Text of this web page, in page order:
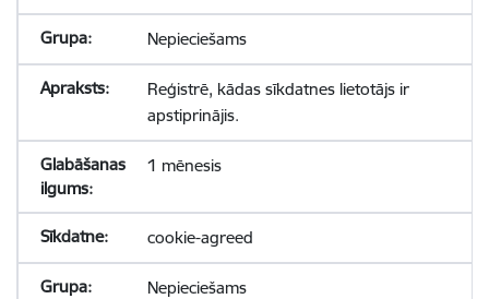
Nepieciešams
Reģistrē, kādas sīkdatnes lietotājs ir
apstiprinājis.
1 mēnesis
cookie-agreed
Nepieciešams